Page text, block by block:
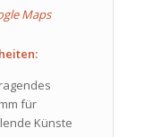
Maps
für
Künste